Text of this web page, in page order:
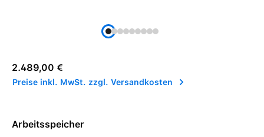
Regulärer Preis:
2.489,00 €
Preise inkl. MwSt. zzgl. Versandkosten
Arbeitsspeicher